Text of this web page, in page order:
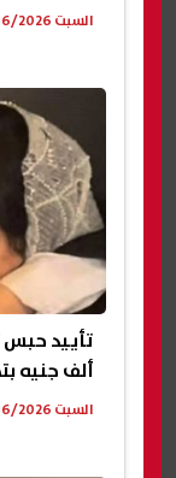
السبت 27/06/2026 01:47 م
ألف جنيه
السبت 13/06/2026 02:02 م